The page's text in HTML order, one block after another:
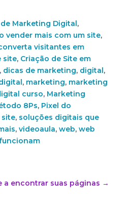
Marketing Digital,
vender mais com um site,
visitantes em
site, Criação de Site em
, dicas de marketing, digital,
, marketing, marketing
curso, Marketing
8Ps, Pixel do
site, soluções digitais que
, videoaula, web, web
a encontrar suas páginas →